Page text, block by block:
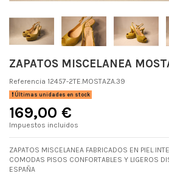
ZAPATOS MISCELANEA
Referencia 12457-2TE.MOSTAZA.39
Últimas unidades en stock
169,00 €
Impuestos incluidos
ZAPATOS MISCELANEA FABRICADOS EN PIEL
COMODAS PISOS CONFORTABLES Y LIGEROS
ESPAÑA